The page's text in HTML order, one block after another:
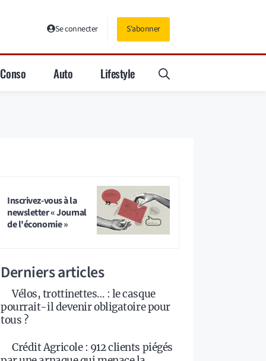
Se connecter S'abonner
Conso Auto Lifestyle
Inscrivez-vous à la
newsletter « Journal
de l'économie »
Derniers articles
Vélos, trottinettes… : le casque
pourrait-il devenir obligatoire pour
tous ?
Crédit Agricole : 912 clients piégés